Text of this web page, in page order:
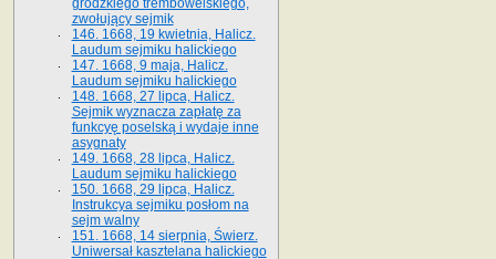
grodzkiego trembowelskiego,
zwołujący sejmik
146. 1668, 19 kwietnia, Halicz.
Laudum sejmiku halickiego
147. 1668, 9 maja, Halicz.
Laudum sejmiku halickiego
148. 1668, 27 lipca, Halicz.
Sejmik wyznacza zapłatę za
funkcyę poselską i wydaje inne
asygnaty
149. 1668, 28 lipca, Halicz.
Laudum sejmiku halickiego
150. 1668, 29 lipca, Halicz.
Instrukcya sejmiku posłom na
sejm walny
151. 1668, 14 sierpnia, Świerz.
Uniwersał kasztelana halickiego